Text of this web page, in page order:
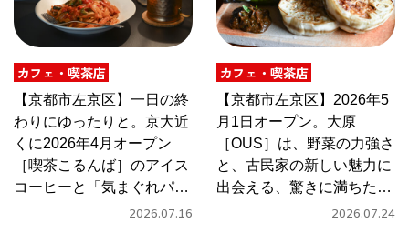
カフェ・喫茶店
【京都市左京区】一日の終
わりにゆったりと。京大近
くに2026年4月オープン
［喫茶こるんば］のアイス
コーヒーと「気まぐれパス
2026.07.16
カフェ・喫茶店
【京都市左京区】2026年5
月1日オープン。大原
［OUS］は、野菜の力強さ
と、古民家の新しい魅力に
出会える、驚きに満ちたカ
2026.07.24